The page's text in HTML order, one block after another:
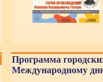
Программа
Международному